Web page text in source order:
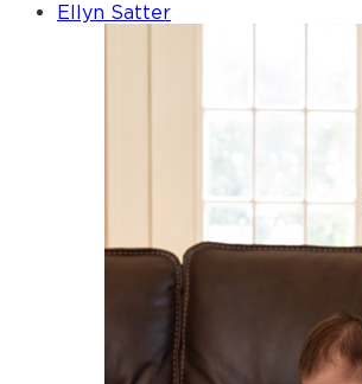
Ellyn Satter